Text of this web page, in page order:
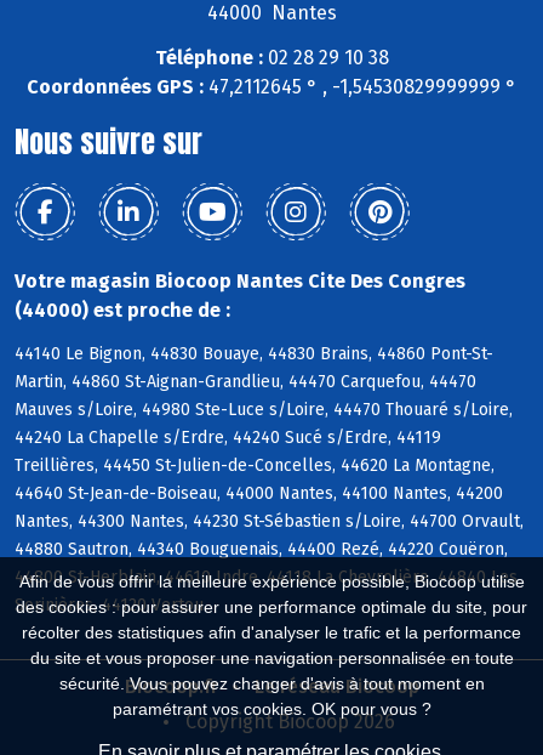
Afin de vous offrir la meilleure expérience possible, Biocoop utilise
des cookies : pour assurer une performance optimale du site, pour
récolter des statistiques afin d'analyser le trafic et la performance
du site et vous proposer une navigation personnalisée en toute
sécurité. Vous pouvez changer d'avis à tout moment en
paramétrant vos cookies. OK pour vous ?
44000 Nantes
Téléphone :02 28 29 10 38
Coordonnées GPS : 47,2112645 ° , -1,54530829999999 °
Nous suivre sur
Votre magasin Biocoop Nantes Cite Des Congres
(44000) est proche de :
44140 Le Bignon, 44830 Bouaye, 44830 Brains, 44860 Pont-St-
Martin, 44860 St-Aignan-Grandlieu, 44470 Carquefou, 44470
Mauves s/Loire, 44980 Ste-Luce s/Loire, 44470 Thouaré s/Loire,
44240 La Chapelle s/Erdre, 44240 Sucé s/Erdre, 44119
Treillières, 44450 St-Julien-de-Concelles, 44620 La Montagne,
44640 St-Jean-de-Boiseau, 44000 Nantes, 44100 Nantes, 44200
Nantes, 44300 Nantes, 44230 St-Sébastien s/Loire, 44700 Orvault,
44880 Sautron, 44340 Bouguenais, 44400 Rezé, 44220 Couëron,
44800 St-Herblain, 44610 Indre, 44118 La Chevrolière, 44840 Les
Sorinières, 44120 Vertou
Biocoop.fr
Le réseau Biocoop
Copyright Biocoop 2026